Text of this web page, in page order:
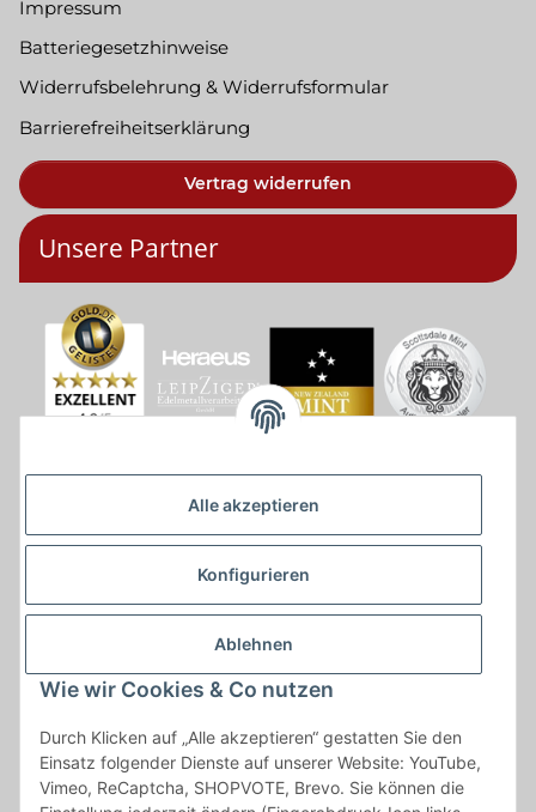
Alle akzeptieren
Konfigurieren
Ablehnen
Wie wir Cookies & Co nutzen
Durch Klicken auf „Alle akzeptieren“ gestatten Sie den
Einsatz folgender Dienste auf unserer Website: YouTube,
Vimeo, ReCaptcha, SHOPVOTE, Brevo. Sie können die
Impressum
Batteriegesetzhinweise
Widerrufsbelehrung & Widerrufsformular
Barrierefreiheitserklärung
Vertrag widerrufen
Unsere Partner
* * Lieferzeiten gelten ab Zahlungseingang und innerhalb
Deutschland.Irrtümer vorbehalten. Angaben zur
Auflagenhöhe, Durchmesser, etc. werden nicht garantiert. Der